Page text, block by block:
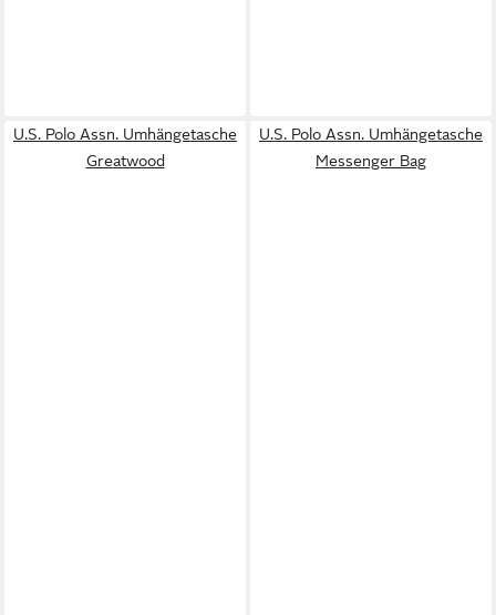
U.S. Polo Assn. Umhängetasche
Greatwood
U.S. Polo Assn. Umhängetasche
Messenger Bag